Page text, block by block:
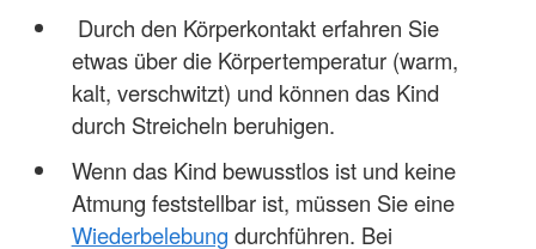
Durch den Körperkontakt erfahren Sie
etwas über die Körpertemperatur (warm,
kalt, verschwitzt) und können das Kind
durch Streicheln beruhigen.
Wenn das Kind bewusstlos ist und keine
Atmung feststellbar ist, müssen Sie eine
Wiederbelebung durchführen. Bei